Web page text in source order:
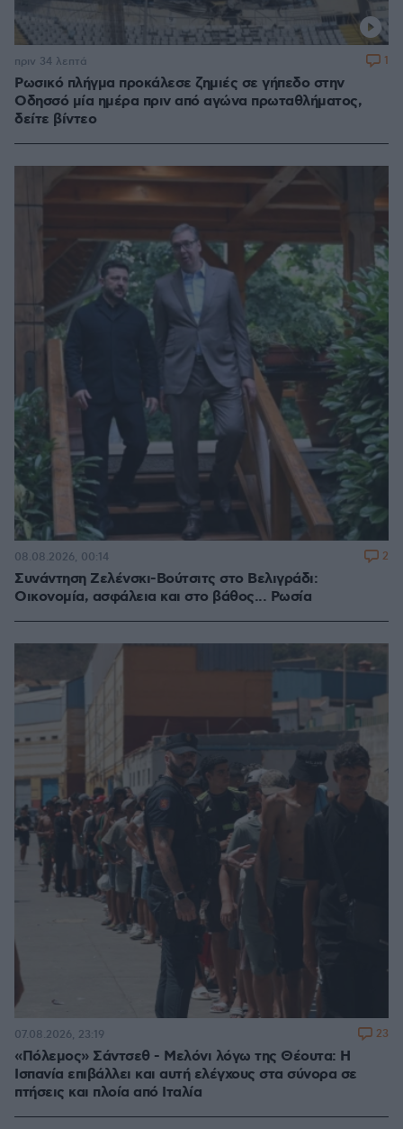
Ρωσικό πλήγμα προκάλεσε ζημιές σε γήπεδο στην
Οδησσό μία ημέρα πριν από αγώνα πρωταθλήματος,
δείτε βίντεο
πριν 34 λεπτά 1
Συνάντηση Ζελένσκι-Βούτσιτς στο Βελιγράδι:
Οικονομία, ασφάλεια και στο βάθος... Ρωσία
08.08.2026, 00:14 2
«Πόλεμος» Σάντσεθ - Μελόνι λόγω της Θέουτα: Η
Ισπανία επιβάλλει και αυτή ελέγχους στα σύνορα σε
πτήσεις και πλοία από Ιταλία
07.08.2026, 23:19 23